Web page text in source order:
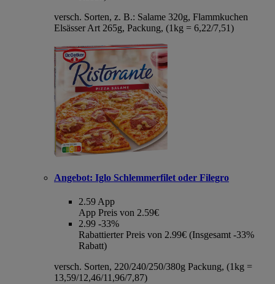
versch. Sorten, z. B.: Salame 320g, Flammkuchen
Elsässer Art 265g, Packung, (1kg = 6,22/7,51)
Angebot: Iglo Schlemmerfilet oder Filegro
2.59 App
App Preis von 2.59€
2.99 -33%
Rabattierter Preis von 2.99€ (Insgesamt -33%
Rabatt)
versch. Sorten, 220/240/250/380g Packung, (1kg =
13,59/12,46/11,96/7,87)